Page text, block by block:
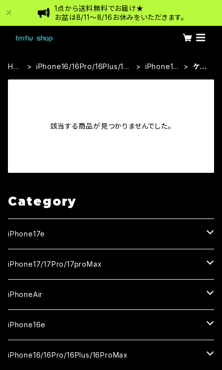
1点から送料無料でお届け★
お盆は8/11〜8/16お休みをいただきます。
HO
iPhone16/16Pro/16Plus/16P
iPhone16
ケー
該当する商品が見つかりませんでした。
Category
iPhone17e
ガラスフィルム
セラミックフィルム
カメラ用フィルム
iPhone17/17Pro/17proMax
iPhone17
ガラスフィルム
セラミックフィルム
iPhone17Pro
ガラスフィルム
iPhone17proMax
iPhoneAir
ガラスフィルム
セラミックフィルム
iPhone16e
ガラスフィルム
iPhone16/16Pro/16Plus/16ProMax